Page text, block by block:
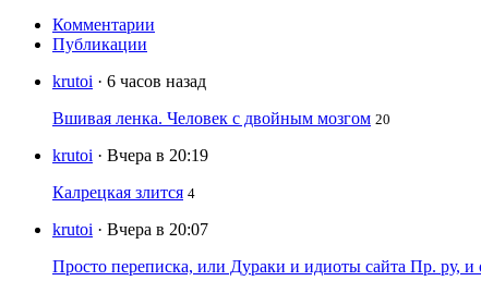
Комментарии
Публикации
krutoi · 6 часов назад
Вшивая ленка. Человек с двойным мозгом 20
krutoi · Вчера в 20:19
Калрецкая злится 4
krutoi · Вчера в 20:07
Просто переписка, или Дураки и идиоты сайта Пр. ру,